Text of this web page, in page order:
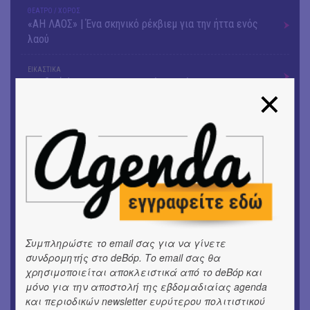
ΘΕΑΤΡΟ / ΧΟΡΟΣ
«ΑΗ ΛΑΟΣ» | Ένα σκηνικό ρέκβιεμ για την ήττα ενός
λαού
ΕΙΚΑΣΤΙΚΑ
Ομαδική έκθεση | Προσωρινά για Πάντα
Αργύρης Ραλλιάς | Λιτανεία
ΕΙΚΑΣΤΙΚΑ
Θανάσης Λάλας-Κώστας Τσόκλης - Συνομιλώντας με
εικόνες και λέξεις
Οι γαλλικές ταινίες του 16ου Athens Open Air Film
Festival
ΘΕΑΤΡΟ / ΧΟΡΟΣ
«Μήδεια» του Ευριπίδη | Σκην.: Nikita Milivojević
Συμπληρώστε το email σας για να γίνετε
συνδρομητής στο deBόp. Το email σας θα
χρησιμοποιείται αποκλειστικά από το deBόp και
μόνο για την αποστολή της εβδομαδιαίας agenda
και περιοδικών newsletter ευρύτερου πολιτιστικού